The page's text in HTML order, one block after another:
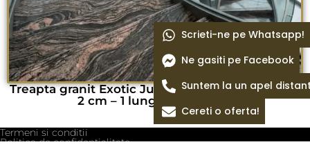
Treapta granit Exotic Juparana lustruit 115 x 33 x
2 cm – 1 lungime bizotata
Termeni si conditii
Politica de confidentialitate
Scrieti-ne pe Whatsapp!
Ne gasiti pe Facebook
Suntem la un apel
Cereti o oferta!